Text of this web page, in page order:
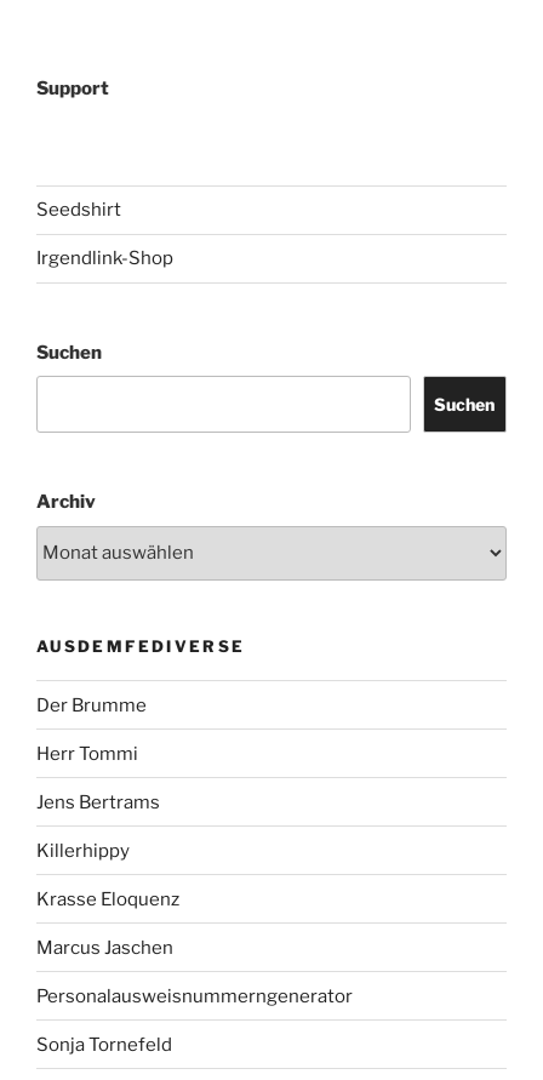
Support
Seedshirt
Irgendlink-Shop
Suchen
Suchen
Archiv
AUSDEMFEDIVERSE
Der Brumme
Herr Tommi
Jens Bertrams
Killerhippy
Krasse Eloquenz
Marcus Jaschen
Personalausweisnummerngenerator
Sonja Tornefeld